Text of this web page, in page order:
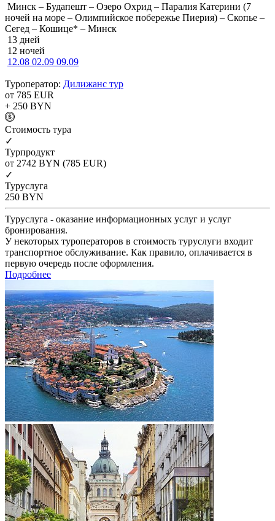
Минск – Будапешт – Озеро Охрид – Паралия Катерини (7
ночей на море – Олимпийское побережье Пиерия) – Скопье –
Сегед – Кошице* – Минск
13 дней
12 ночей
12.08 02.09 09.09
Туроператор: Дилижанс тур
от 785 EUR
+ 250 BYN
Cтоимость тура
✓
Турпродукт
от 2742 BYN (785 EUR)
✓
Туруслуга
250 BYN
Туруслуга - оказание информационных услуг и услуг
бронирования.
У некоторых туроператоров в стоимость туруслуги входит
транспортное обслуживание. Как правило, оплачивается в
первую очередь после оформления.
Подробнее